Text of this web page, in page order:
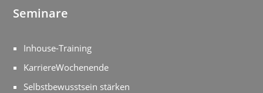
Seminare
Inhouse-Training
KarriereWochenende
Selbstbewusstsein stärken